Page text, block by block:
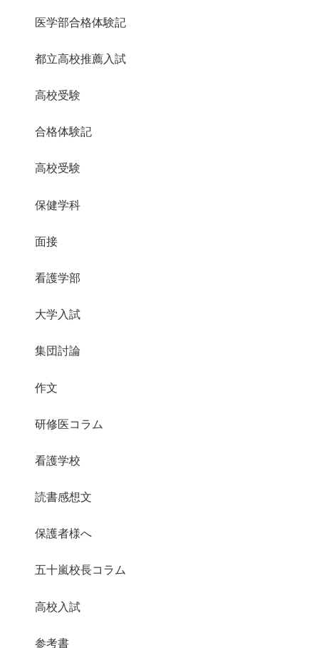
医学部合格体験記
都立高校推薦入試
高校受験
合格体験記
高校受験
保健学科
面接
看護学部
大学入試
集団討論
作文
研修医コラム
看護学校
読書感想文
保護者様へ
五十嵐校長コラム
高校入試
参考書